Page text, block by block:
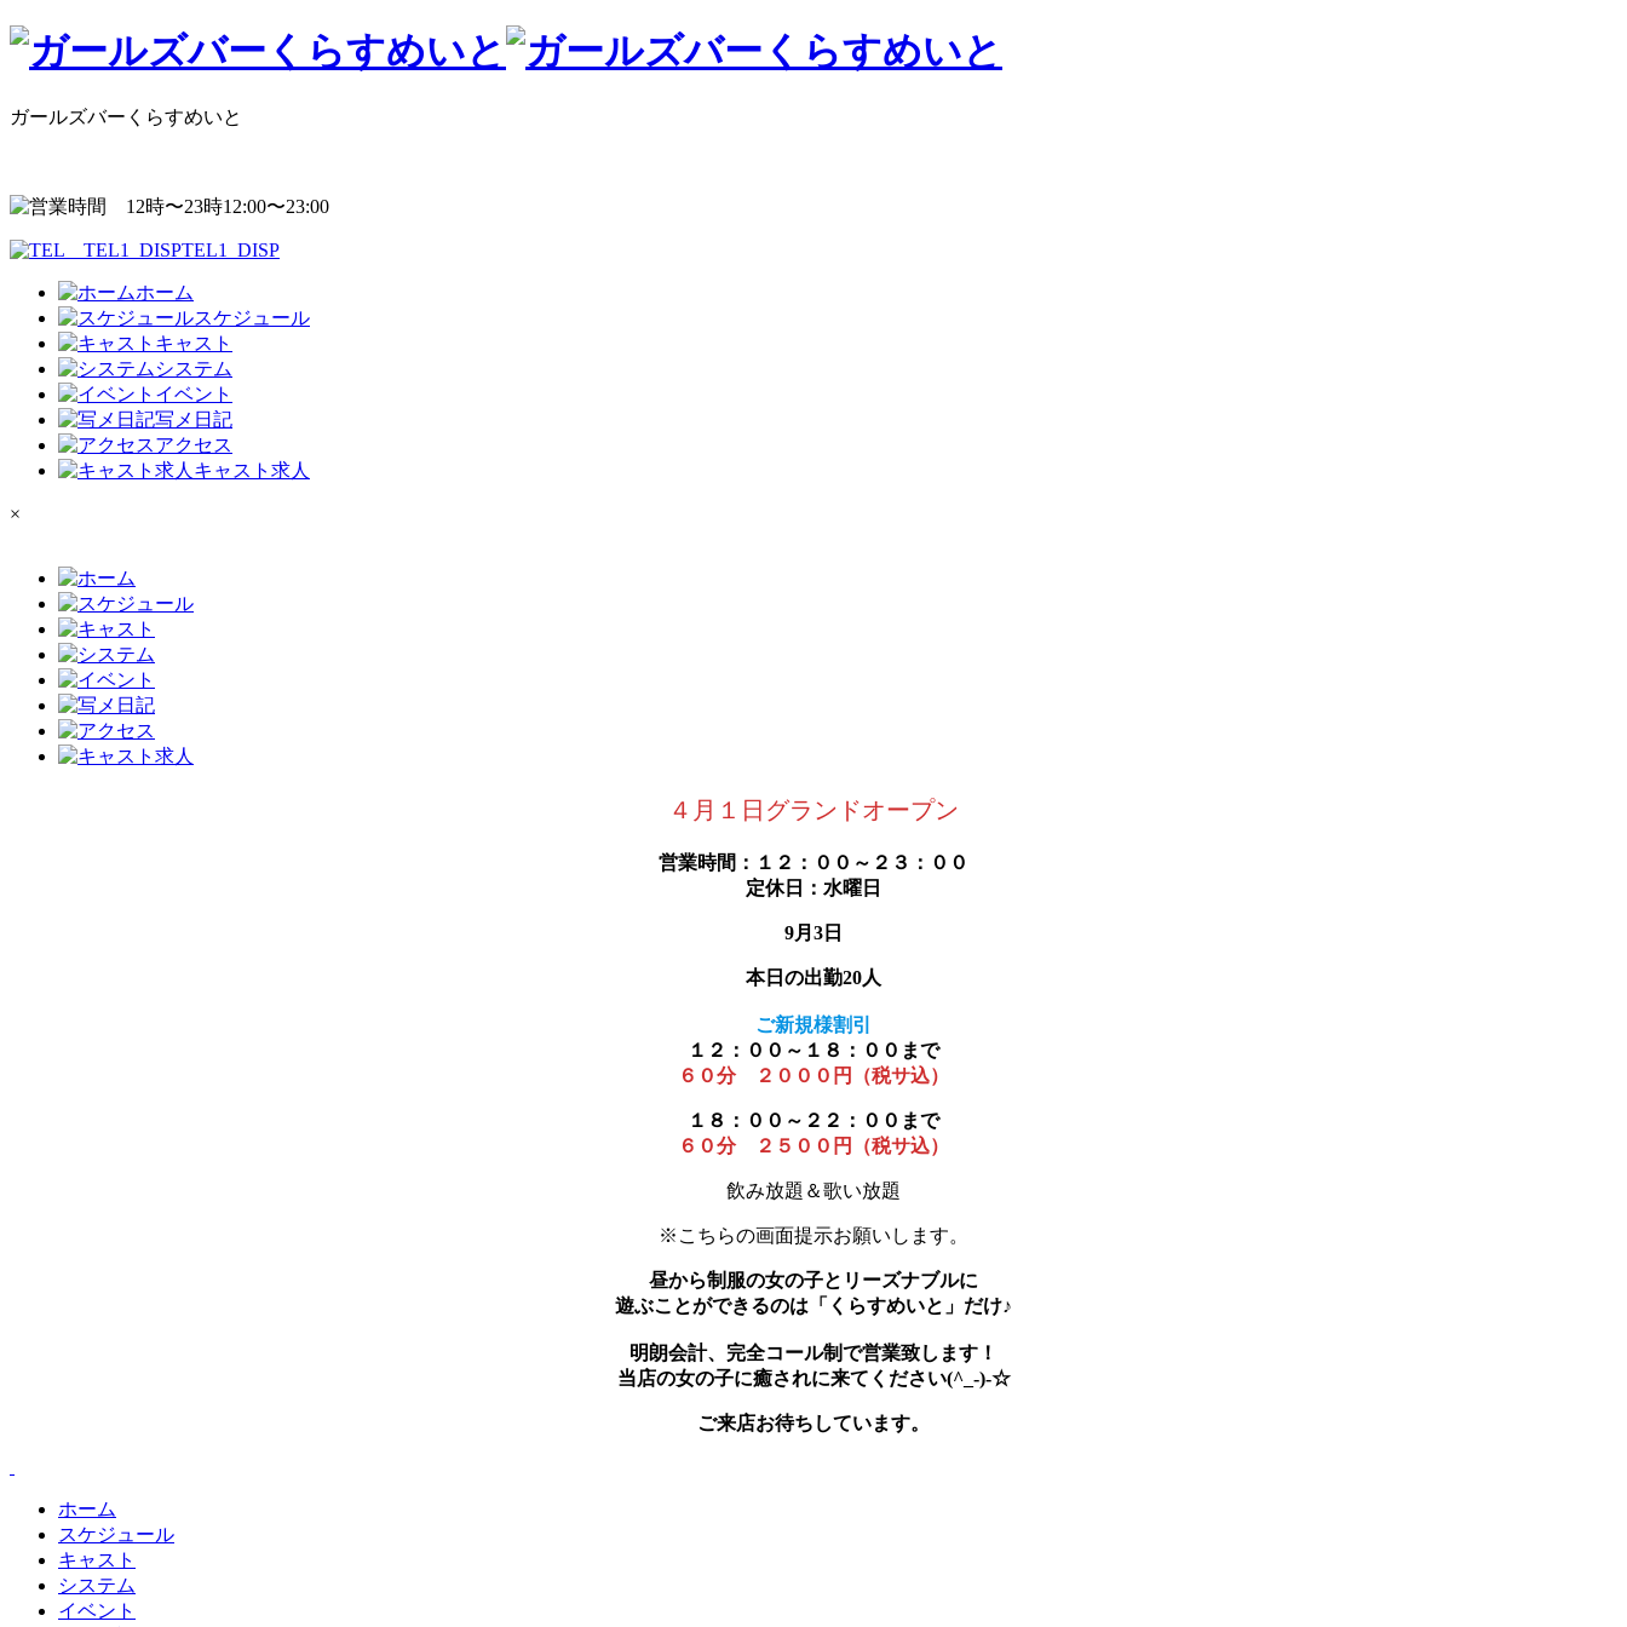
ガールズバーくらすめいと
12:00〜23:00
TEL1_DISP
ホーム
スケジュール
キャスト
システム
イベント
写メ日記
アクセス
キャスト求人
×
４月１日グランドオープン
営業時間：１２：００～２３：００
定休日：水曜日
9月3日
本日の出勤20人
ご新規様割引
１２：００～１８：００まで
６０分 ２０００円（税サ込）
１８：００～２２：００まで
６０分 ２５００円（税サ込）
飲み放題＆歌い放題
※こちらの画面提示お願いします。
昼から制服の女の子とリーズナブルに
遊ぶことができるのは「くらすめいと」だけ♪
明朗会計、完全コール制で営業致します！
当店の女の子に癒されに来てください(^_-)-☆
ご来店お待ちしています。
ホーム
スケジュール
キャスト
システム
イベント